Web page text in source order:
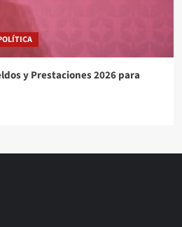
y Prestaciones 2026 para